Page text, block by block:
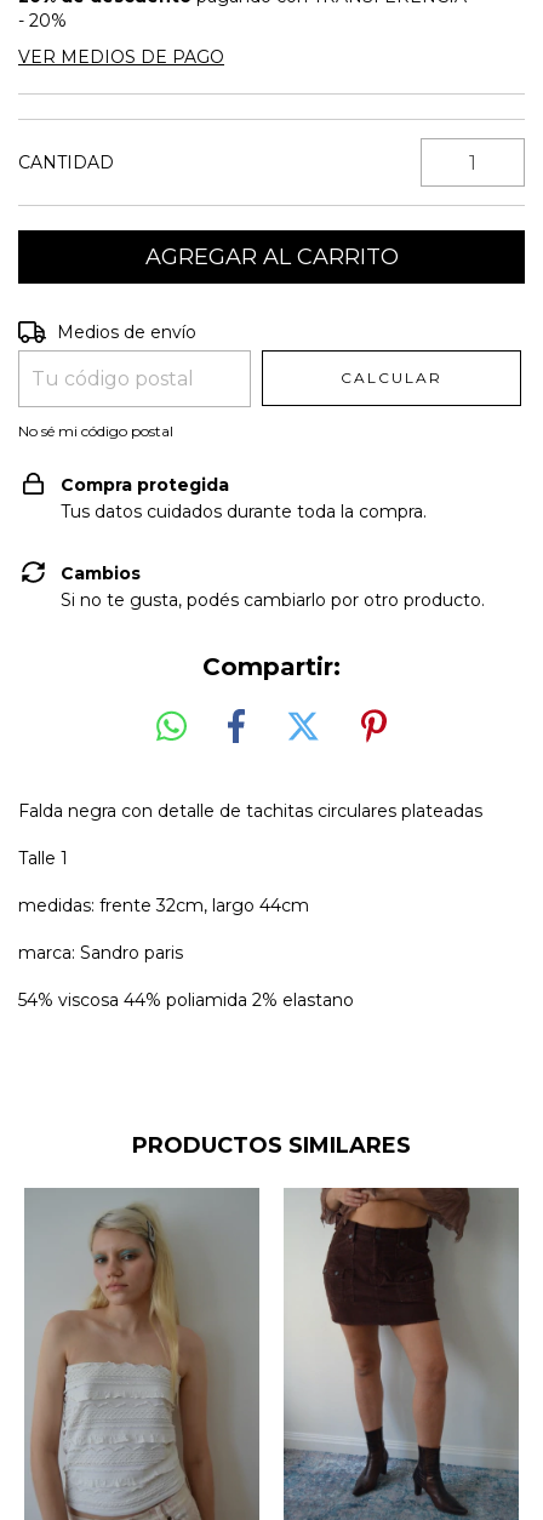
- 20%
VER MEDIOS DE PAGO
CANTIDAD
Entregas para el CP:
Medios de envío
CALCULAR
No sé mi código postal
Compra protegida
Tus datos cuidados durante toda la compra.
Cambios
Si no te gusta, podés cambiarlo por otro producto.
Compartir:
Falda negra con detalle de tachitas circulares plateadas
Talle 1
medidas: frente 32cm, largo 44cm
marca: Sandro paris
54% viscosa 44% poliamida 2% elastano
PRODUCTOS SIMILARES